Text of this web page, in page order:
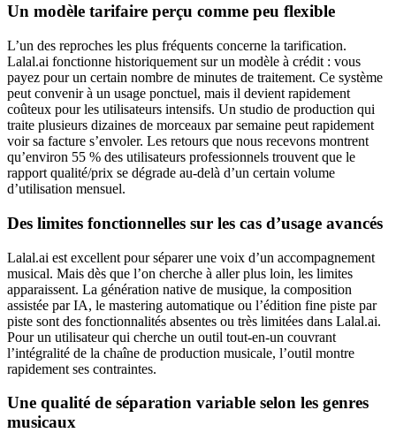
Un modèle tarifaire perçu comme peu flexible
L’un des reproches les plus fréquents concerne la tarification.
Lalal.ai fonctionne historiquement sur un modèle à crédit : vous
payez pour un certain nombre de minutes de traitement. Ce système
peut convenir à un usage ponctuel, mais il devient rapidement
coûteux pour les utilisateurs intensifs. Un studio de production qui
traite plusieurs dizaines de morceaux par semaine peut rapidement
voir sa facture s’envoler. Les retours que nous recevons montrent
qu’environ 55 % des utilisateurs professionnels trouvent que le
rapport qualité/prix se dégrade au-delà d’un certain volume
d’utilisation mensuel.
Des limites fonctionnelles sur les cas d’usage avancés
Lalal.ai est excellent pour séparer une voix d’un accompagnement
musical. Mais dès que l’on cherche à aller plus loin, les limites
apparaissent. La génération native de musique, la composition
assistée par IA, le mastering automatique ou l’édition fine piste par
piste sont des fonctionnalités absentes ou très limitées dans Lalal.ai.
Pour un utilisateur qui cherche un outil tout-en-un couvrant
l’intégralité de la chaîne de production musicale, l’outil montre
rapidement ses contraintes.
Une qualité de séparation variable selon les genres
musicaux